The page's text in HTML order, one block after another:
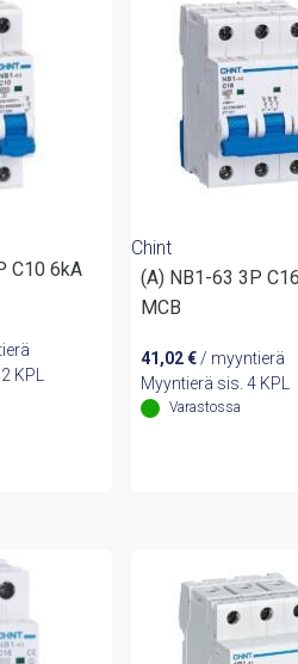
C10 6kA
KPL
Chint
(A) NB1-63 3P
MCB
41,02€/ myyntierä
Myyntierä sis. 4 KPL
Varastossa